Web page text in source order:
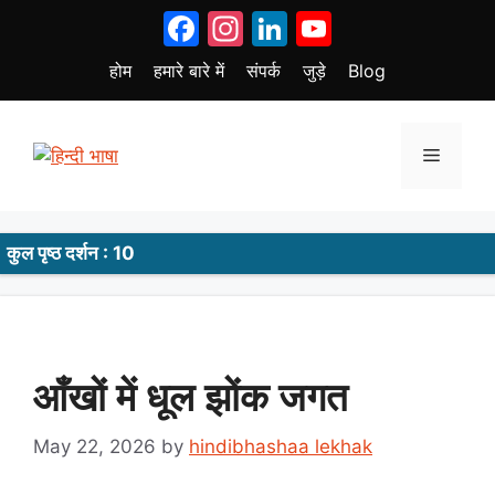
Facebook
Instagram
LinkedIn
होम हमारे बारे में संपर्क जुड़े Blog
Menu
कुल पृष्ठ दर्शन : 10
आँखों में धूल झोंक जगत
May 22, 2026 by hindibhashaa lekhak